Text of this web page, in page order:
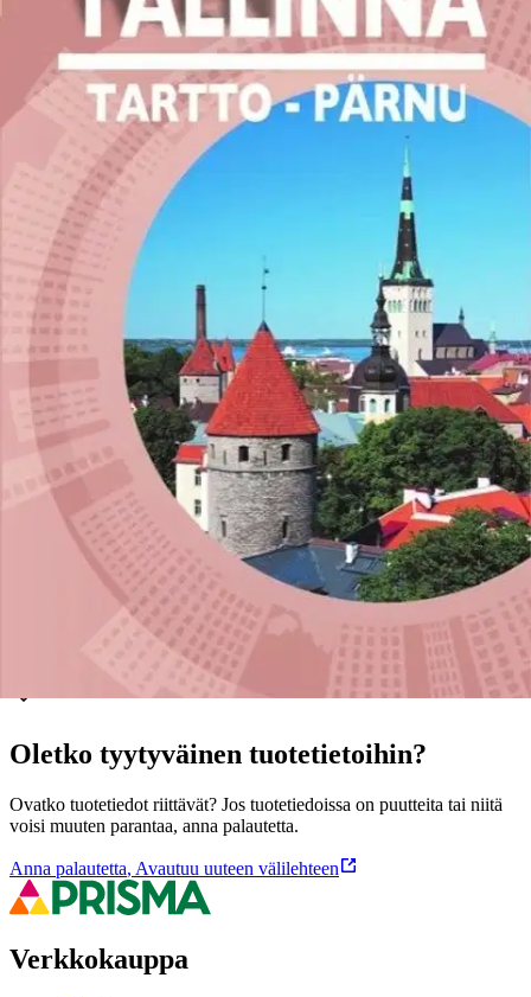
Tuotekuvaus
Viro on yhä suositumpi matkailukohde, ja matkailu Viroon lisääntyy
kaiken aikaa. Suomenlahden yli on vilkas laivaliikenne, ja
suomalaiset ovat löytäneet yhä useammin Tallinnan lisäksi
matkakohteeksi Tarton ja Pärnun, sekä myös Haapsalun. Viro
viettää vuonna 2018 itsenäistymisen 100-vuotisjuhlavuotta, ja
odotettavissa on runsaasti pienempiä ja suurempia tapahtumia, ja
tästä syystä Viroon kannattaa tutustua myös hieman laajemmin.
Tallinna on tämän oppaan keskiössä, ja tässä oppaassa kerrotaan
asiantuntevasti ja suomalaiseen makuun sopivasti mitä muuta
nähtävää ja koettavaa Tallinnassa on tutun vanhan kaupungin
lisäksi. Samalla opas rohkaisee ja opastaa liikkumaan vaikkapa
Tarttoon tai Pärnuun omatoimisesti, ja löytämään Viron erilaisin
silmin. Omalla autolla liikkuvalle opas antaa vinkkejä ja neuvoja,
mitä kannattaa käydä katsomassa länsi-Viron puolella. Tämän
TopGuide Travel: TALLINNA - Tartto ja Pärnu -oppaan avulla
matkailija löytää nopeasti tärkeimmät kohteet ja niiden taustatiedot.
Oppaassa on huomioitu myös kohteet kaupungin ulkopuolelta ja
reittien varrelta.
Näytä lisää tuotekuvausta
Ominaisuudet
Oletko tyytyväinen tuotetietoihin?
Ovatko tuotetiedot riittävät? Jos tuotetiedoissa on puutteita tai niitä
voisi muuten parantaa, anna palautetta.
Anna palautetta, Avautuu uuteen välilehteen
Verkkokauppa